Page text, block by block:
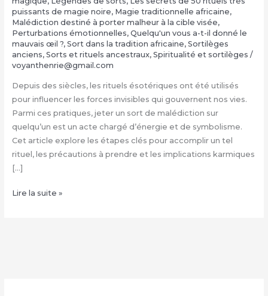
puissants de magie noire, Magie traditionnelle africaine,
Malédiction destiné à porter malheur à la cible visée,
Perturbations émotionnelles, Quelqu'un vous a-t-il donné le
mauvais œil ?, Sort dans la tradition africaine, Sortilèges
anciens, Sorts et rituels ancestraux, Spiritualité et sortilèges /
voyanthenrie@gmail.com
Depuis des siècles, les rituels ésotériques ont été utilisés
pour influencer les forces invisibles qui gouvernent nos vies.
Parmi ces pratiques, jeter un sort de malédiction sur
quelqu’un est un acte chargé d’énergie et de symbolisme.
Cet article explore les étapes clés pour accomplir un tel
rituel, les précautions à prendre et les implications karmiques
[…]
Jeter
Lire la suite »